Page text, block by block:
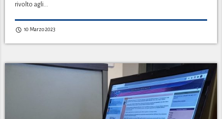
rivolto agli…
10 Marzo 2023